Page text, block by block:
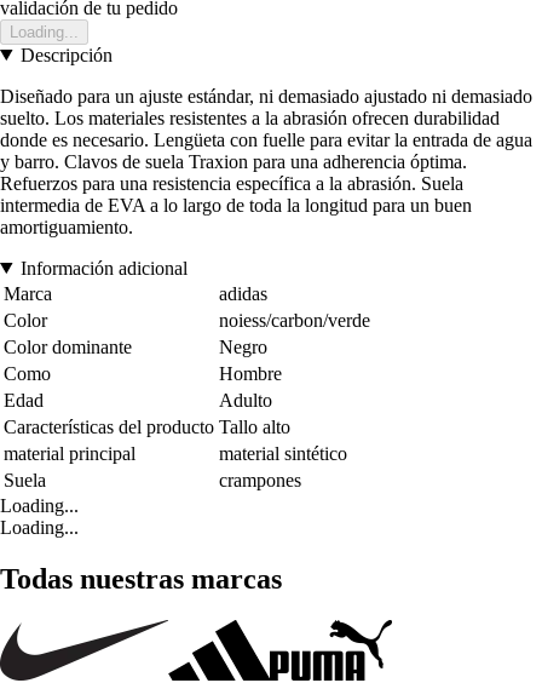
validación de tu pedido
Loading...
Descripción
Diseñado para un ajuste estándar, ni demasiado ajustado ni demasiado
suelto. Los materiales resistentes a la abrasión ofrecen durabilidad
donde es necesario. Lengüeta con fuelle para evitar la entrada de agua
y barro. Clavos de suela Traxion para una adherencia óptima.
Refuerzos para una resistencia específica a la abrasión. Suela
intermedia de EVA a lo largo de toda la longitud para un buen
amortiguamiento.
Información adicional
Marca
adidas
Color
noiess/carbon/verde
Color dominante
Negro
Como
Hombre
Edad
Adulto
Características del producto Tallo alto
material principal
material sintético
Suela
crampones
Loading...
Loading...
Todas nuestras marcas